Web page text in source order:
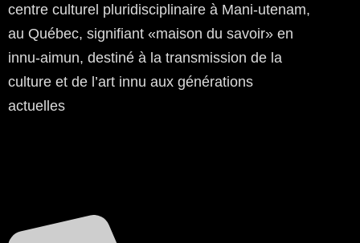
centre culturel pluridisciplinaire à Mani-utenam,
au Québec, signifiant «maison du savoir» en
innu-aimun, destiné à la transmission de la
culture et de l’art innu aux générations
actuelles